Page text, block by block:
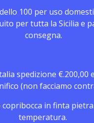
100 per uso
per tutta la Sicilia e
consegna.
spedizione €.200,00
(non facciamo
copribocca in finta
temperatura.